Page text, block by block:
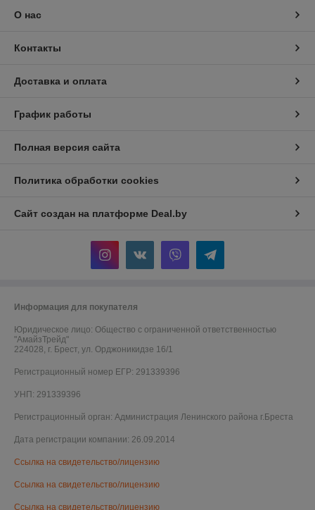
О нас
Контакты
Доставка и оплата
График работы
Полная версия сайта
Политика обработки cookies
Сайт создан на платформе Deal.by
Информация для покупателя
Юридическое лицо: Общество с ограниченной ответственностью
"АмайзТрейд"
224028, г. Брест, ул. Орджоникидзе 16/1
Регистрационный номер ЕГР: 291339396
УНП: 291339396
Регистрационный орган: Администрация Ленинского района г.Бреста
Дата регистрации компании: 26.09.2014
Ссылка на свидетельство/лицензию
Ссылка на свидетельство/лицензию
Ссылка на свидетельство/лицензию